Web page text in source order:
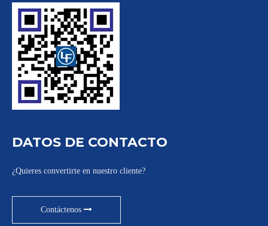
DATOS DE CONTACTO
¿Quieres convertirte en nuestro cliente?
Contáctenos